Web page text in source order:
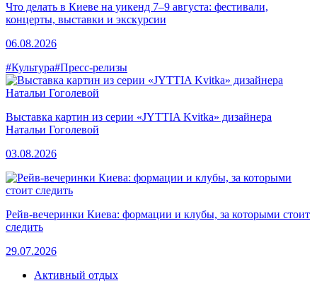
Что делать в Киеве на уикенд 7–9 августа: фестивали,
концерты, выставки и экскурсии
06.08.2026
#Культура#Пресс-релизы
Выставка картин из серии «JYTTIA Kvitka» дизайнера
Натальи Гоголевой
03.08.2026
Рейв-вечеринки Киева: формации и клубы, за которыми стоит
следить
29.07.2026
Активный отдых